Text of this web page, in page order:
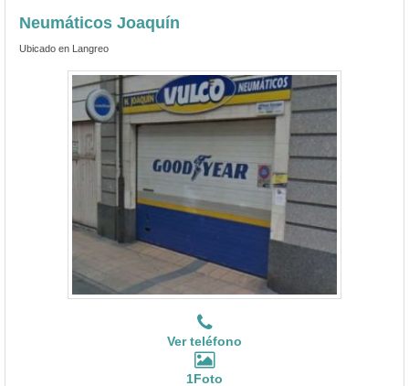
Neumáticos Joaquín
Ubicado en Langreo
Ver teléfono
1Foto